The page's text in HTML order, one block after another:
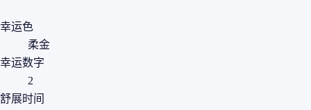
幸运色
柔金
幸运数字
2
舒展时间